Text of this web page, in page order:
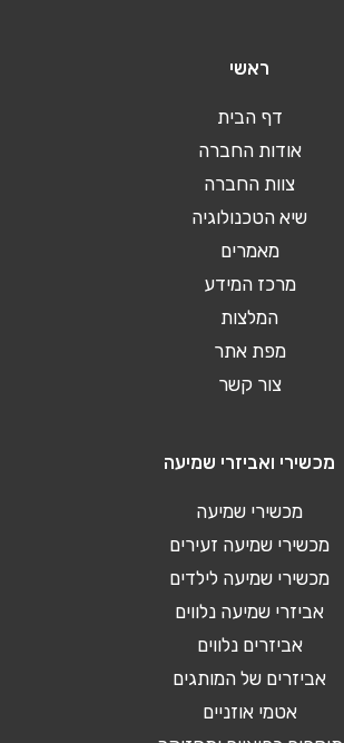
ראשי
דף הבית
אודות החברה
צוות החברה
שיא הטכנולוגיה
מאמרים
מרכז המידע
המלצות
מפת אתר
צור קשר
מכשירי ואביזרי שמיעה
מכשירי שמיעה
מכשירי שמיעה זעירים
מכשירי שמיעה לילדים
אביזרי שמיעה נלווים
אביזרים נלווים
אביזרים של המותגים
אטמי אוזניים